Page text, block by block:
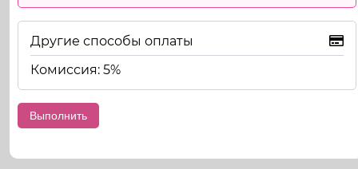
Другие способы оплаты
Комиссия: 5%